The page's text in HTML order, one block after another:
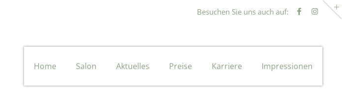
Besuchen Sie uns auch auf:
überspringen
Home Salon Aktuelles Preise Karriere Impressionen